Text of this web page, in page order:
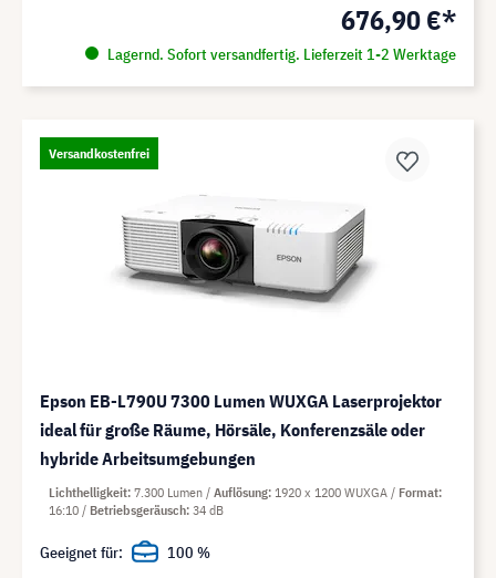
676,90 €*
Lagernd. Sofort versandfertig. Lieferzeit 1-2 Werktage
Versandkostenfrei
Epson EB-L790U 7300 Lumen WUXGA Laserprojektor
ideal für große Räume, Hörsäle, Konferenzsäle oder
hybride Arbeitsumgebungen
Lichthelligkeit 7.300 Lumen Auflösung 1920 x 1200 WUXGA
Format
16:10
Betriebsgeräusch 34 dB
Geeignet für: 100 %